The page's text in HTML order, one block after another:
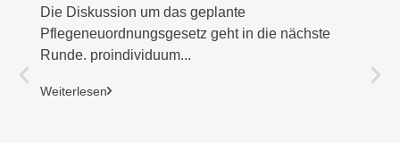
Die Diskussion um das geplante
Pflegeneuordnungsgesetz geht in die nächste
Runde. proindividuum...
Weiterlesen